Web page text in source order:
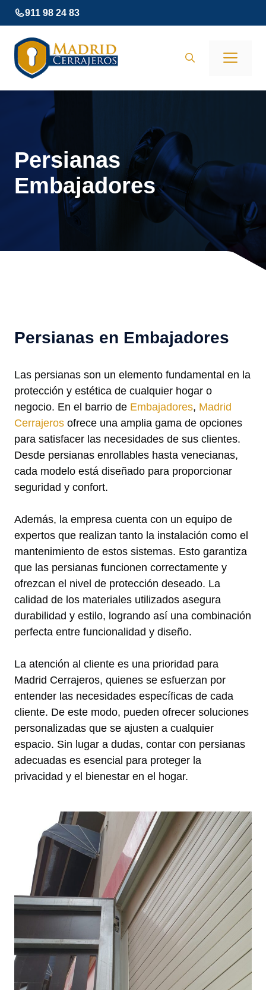
Saltar
al
contenido
911 98 24 83
Persianas
Embajadores
Persianas en Embajadores
Las persianas son un elemento fundamental en la
protección y estética de cualquier hogar o
negocio. En el barrio de Embajadores, Madrid
Cerrajeros ofrece una amplia gama de opciones
para satisfacer las necesidades de sus clientes.
Desde persianas enrollables hasta venecianas,
cada modelo está diseñado para proporcionar
seguridad y confort.
Además, la empresa cuenta con un equipo de
expertos que realizan tanto la instalación como el
mantenimiento de estos sistemas. Esto garantiza
que las persianas funcionen correctamente y
ofrezcan el nivel de protección deseado. La
calidad de los materiales utilizados asegura
durabilidad y estilo, logrando así una combinación
perfecta entre funcionalidad y diseño.
La atención al cliente es una prioridad para
Madrid Cerrajeros, quienes se esfuerzan por
entender las necesidades específicas de cada
cliente. De este modo, pueden ofrecer soluciones
personalizadas que se ajusten a cualquier
espacio. Sin lugar a dudas, contar con persianas
adecuadas es esencial para proteger la
privacidad y el bienestar en el hogar.